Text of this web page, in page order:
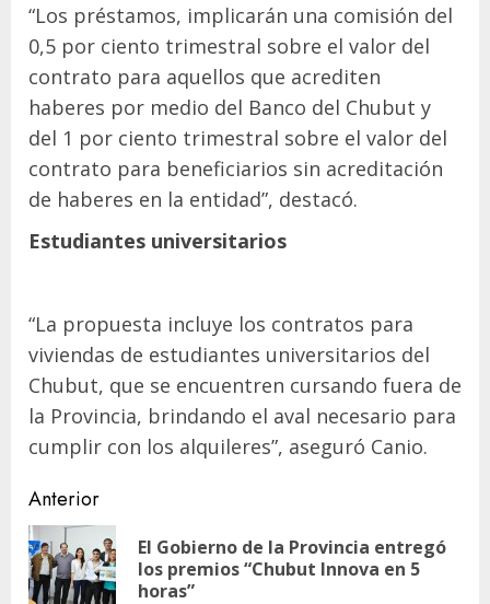
“Los préstamos, implicarán una comisión del
0,5 por ciento trimestral sobre el valor del
contrato para aquellos que acrediten
haberes por medio del Banco del Chubut y
del 1 por ciento trimestral sobre el valor del
contrato para beneficiarios sin acreditación
de haberes en la entidad”, destacó.
Estudiantes universitarios
“La propuesta incluye los contratos para
viviendas de estudiantes universitarios del
Chubut, que se encuentren cursando fuera de
la Provincia, brindando el aval necesario para
cumplir con los alquileres”, aseguró Canio.
Navegación
de
entradas
Anterior
El Gobierno de la Provincia entregó
los premios “Chubut Innova en 5
horas”